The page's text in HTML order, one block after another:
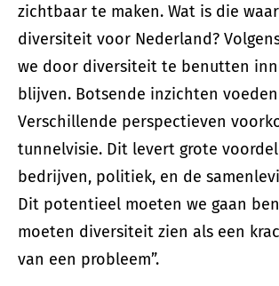
zichtbaar te maken. Wat is die
diversiteit voor Nederland?
we door diversiteit te benutten
blijven. Botsende inzichten
Verschillende perspectieven
tunnelvisie. Dit levert grote
bedrijven, politiek, en de
Dit potentieel moeten we gaan
moeten diversiteit zien als een
van een probleem”.